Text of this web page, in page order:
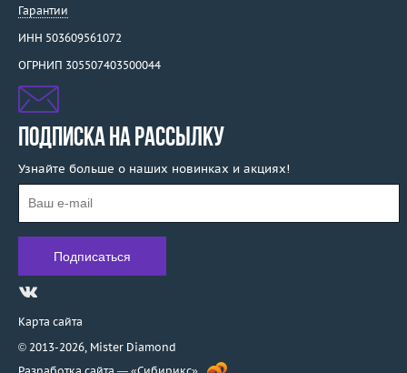
Гарантии
ИНН 503609561072
ОГРНИП 305507403500044
ПОДПИСКА НА РАССЫЛКУ
Узнайте больше о наших новинках и акциях!
Карта сайта
© 2013-2026, Mister Diamond